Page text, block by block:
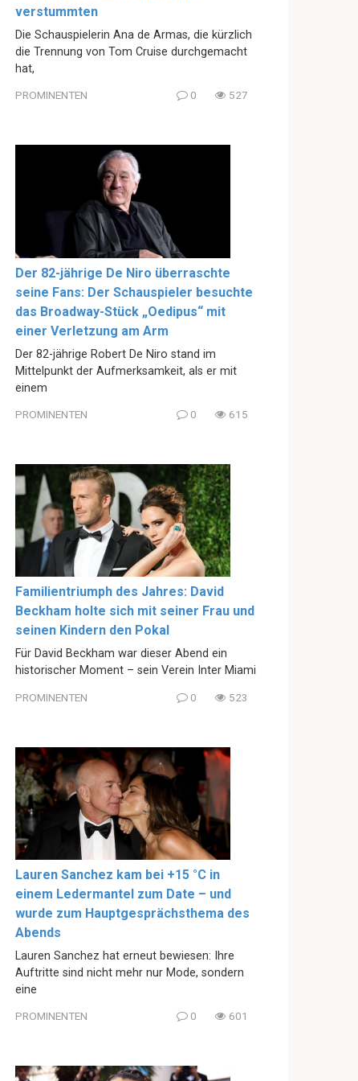
verstummten
Die Schauspielerin Ana de Armas, die kürzlich
die Trennung von Tom Cruise durchgemacht
hat,
PROMINENTEN 0 527
Der 82-jährige De Niro überraschte
seine Fans: Der Schauspieler besuchte
das Broadway-Stück „Oedipus“ mit
einer Verletzung am Arm
Der 82-jährige Robert De Niro stand im
Mittelpunkt der Aufmerksamkeit, als er mit
einem
PROMINENTEN 0 615
Familientriumph des Jahres: David
Beckham holte sich mit seiner Frau und
seinen Kindern den Pokal
Für David Beckham war dieser Abend ein
historischer Moment – sein Verein Inter Miami
PROMINENTEN 0 523
Lauren Sanchez kam bei +15 °C in
einem Ledermantel zum Date – und
wurde zum Hauptgesprächsthema des
Abends
Lauren Sanchez hat erneut bewiesen: Ihre
Auftritte sind nicht mehr nur Mode, sondern
eine
PROMINENTEN 0 601